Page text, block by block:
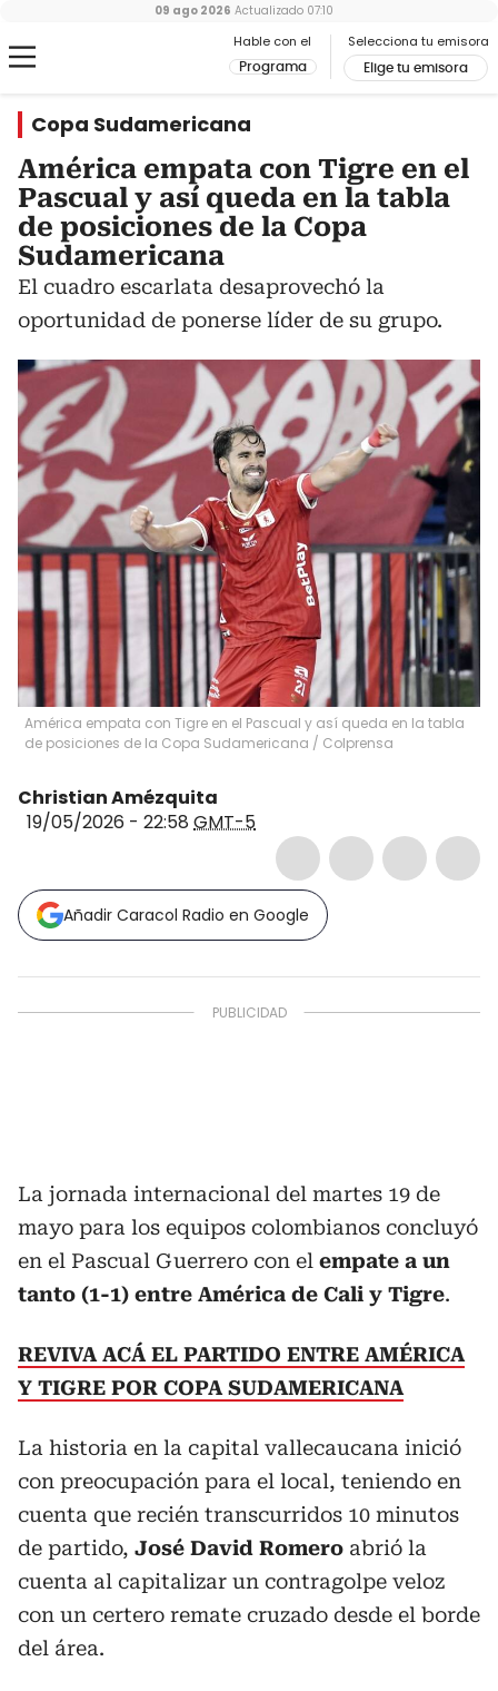
Hable con el
Programa
Selecciona tu emisora
Elige tu emisora
09 ago 2026 Actualizado 07:10
Copa Sudamericana
América empata con Tigre en el
Pascual y así queda en la tabla
de posiciones de la Copa
Sudamericana
El cuadro escarlata desaprovechó la
oportunidad de ponerse líder de su grupo.
América empata con Tigre en el Pascual y así queda en la tabla
de posiciones de la Copa Sudamericana / Colprensa
Christian Amézquita
19/05/2026 - 22:58 GMT-5
Añadir Caracol Radio en Google
La jornada internacional del martes 19 de
mayo para los equipos colombianos concluyó
en el Pascual Guerrero con el empate a un
tanto (1-1) entre América de Cali y Tigre.
REVIVA ACÁ EL PARTIDO ENTRE AMÉRICA
Y TIGRE POR COPA SUDAMERICANA
La historia en la capital vallecaucana inició
con preocupación para el local, teniendo en
cuenta que recién transcurridos 10 minutos
de partido, José David Romero abrió la
cuenta al capitalizar un contragolpe veloz
con un certero remate cruzado desde el borde
del área.